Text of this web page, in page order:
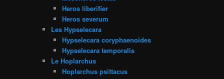
Heros liberifier
Heros severum
Les Hypselecara
Hypselecara coryphaenoides
Hypselecara temporalis
Le Hoplarchus
Hoplarchus psittacus